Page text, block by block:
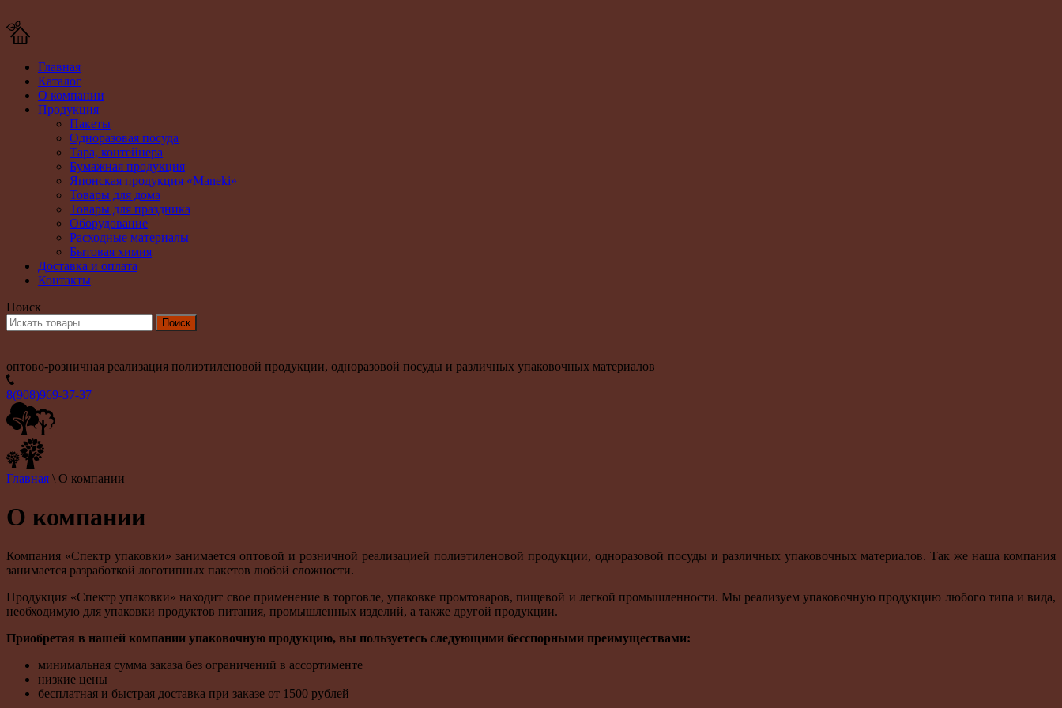
Главная
Каталог
О компании
Продукция
Пакеты
Одноразовая посуда
Тара, контейнера
Бумажная продукция
Японская продукция «Maneki»
Товары для дома
Товары для праздника
Оборудование
Расходные материалы
Бытовая химия
Доставка и оплата
Контакты
Поиск
Поиск
оптово-розничная реализация полиэтиленовой продукции, одноразовой посуды и различных упаковочных материалов
8(908)969-37-37
Главная \ О компании
О компании
Компания «Спектр упаковки» занимается оптовой и розничной реализацией полиэтиленовой продукции, одноразовой посуды и различных упаковочных материалов. Так же наша компания
занимается разработкой логотипных пакетов любой сложности.
Продукция «Спектр упаковки» находит свое применение в торговле, упаковке промтоваров, пищевой и легкой промышленности. Мы реализуем упаковочную продукцию любого типа и вида,
необходимую для упаковки продуктов питания, промышленных изделий, а также другой продукции.
Приобретая в нашей компании упаковочную продукцию, вы пользуетесь следующими бесспорными преимуществами:
минимальная сумма заказа без ограничений в ассортименте
низкие цены
бесплатная и быстрая доставка при заказе от 1500 рублей